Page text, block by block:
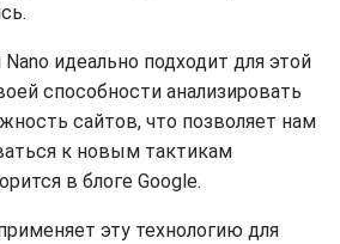
идеально подходит для этой
способности анализировать
сайтов, что позволяет нам
к новым тактикам
в блоге Google.
эту технологию для